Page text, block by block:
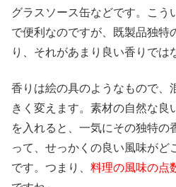
グラスソース缶などです。こう
で便利なのですが、既製品独特
り、それがあまり良い香りでは
香りは絵の具のようなもので、
きく変えます。素材の自然な良
を入れると、一気にその独特の
って、せっかくの良い風味がど
です。つまり、 料理の風味の点